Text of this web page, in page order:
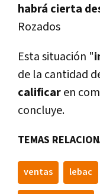
habrá cierta
Rozados
Esta situación "
de la cantidad
calificaren
concluye.
TEMAS
ventas lebac